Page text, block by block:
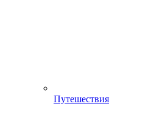
Путешествия